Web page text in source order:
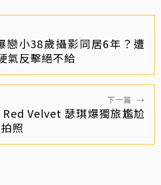
戀小38歲攝影同居6年？遭
氣反擊絕不給
下一篇 →
Red Velvet 瑟琪爆獨旅尷尬
照